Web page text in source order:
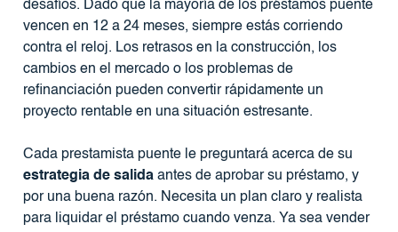
desafíos. Dado que la mayoría de los préstamos puente
vencen en 12 a 24 meses, siempre estás corriendo
contra el reloj. Los retrasos en la construcción, los
cambios en el mercado o los problemas de
refinanciación pueden convertir rápidamente un
proyecto rentable en una situación estresante.
Cada prestamista puente le preguntará acerca de su
estrategia de salidaantes de aprobar su préstamo, y
por una buena razón. Necesita un plan claro y realista
para liquidar el préstamo cuando venza. Ya sea vender